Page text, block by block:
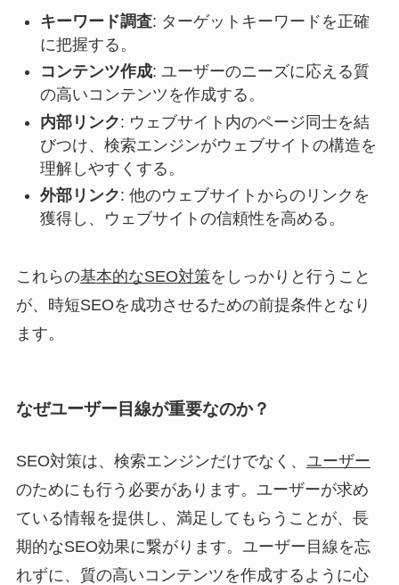
キーワード調査: ターゲットキーワードを正確
に把握する。
コンテンツ作成: ユーザーのニーズに応える質
の高いコンテンツを作成する。
内部リンク: ウェブサイト内のページ同士を結
びつけ、検索エンジンがウェブサイトの構造を
理解しやすくする。
外部リンク: 他のウェブサイトからのリンクを
獲得し、ウェブサイトの信頼性を高める。
これらの基本的なSEO対策をしっかりと行うこと
が、時短SEOを成功させるための前提条件となり
ます。
なぜユーザー目線が重要なのか？
SEO対策は、検索エンジンだけでなく、 ユーザー
のためにも行う必要があります。ユーザーが求め
ている情報を提供し、満足してもらうことが、長
期的なSEO効果に繋がります。ユーザー目線を忘
れずに、質の高いコンテンツを作成するように心